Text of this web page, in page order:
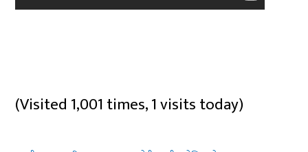
(Visited 1,001 times, 1 visits today)